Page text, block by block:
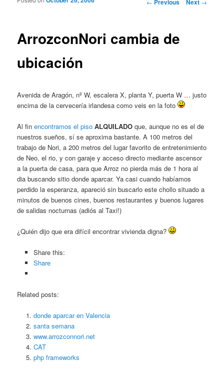
← Previous Next →
ArrozconNori cambia de
ubicación
Avenida de Aragón, nº W, escalera X, planta Y, puerta W … justo
encima de la cervecería irlandesa como veis en la foto
Al finencontramos el piso ALQUILADO que, aunque no es el de
nuestros sueños, sí se aproxima bastante. A 100 metros del
trabajo de Nori, a 200 metros del lugar favorito de entretenimiento
de Neo, el rio, y con garaje y acceso directo mediante ascensor
a la puerta de casa, para que Arroz no pierda más de 1 hora al
dia buscando sitio donde aparcar. Ya casi cuando habíamos
perdido la esperanza, apareció sin buscarlo este chollo situado a
minutos de buenos cines, buenos restaurantes y buenos lugares
de salidas nocturnas (adiós al Taxi!)
¿Quién dijo que era difícil encontrar vivienda digna?
Share this:
Share
Related posts:
donde aparcar en Valencia
santa semana
www.arrozconnori.net
CAT
php frameworks